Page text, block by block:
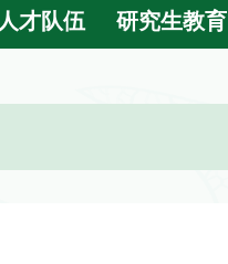
人才队伍 研究生教育